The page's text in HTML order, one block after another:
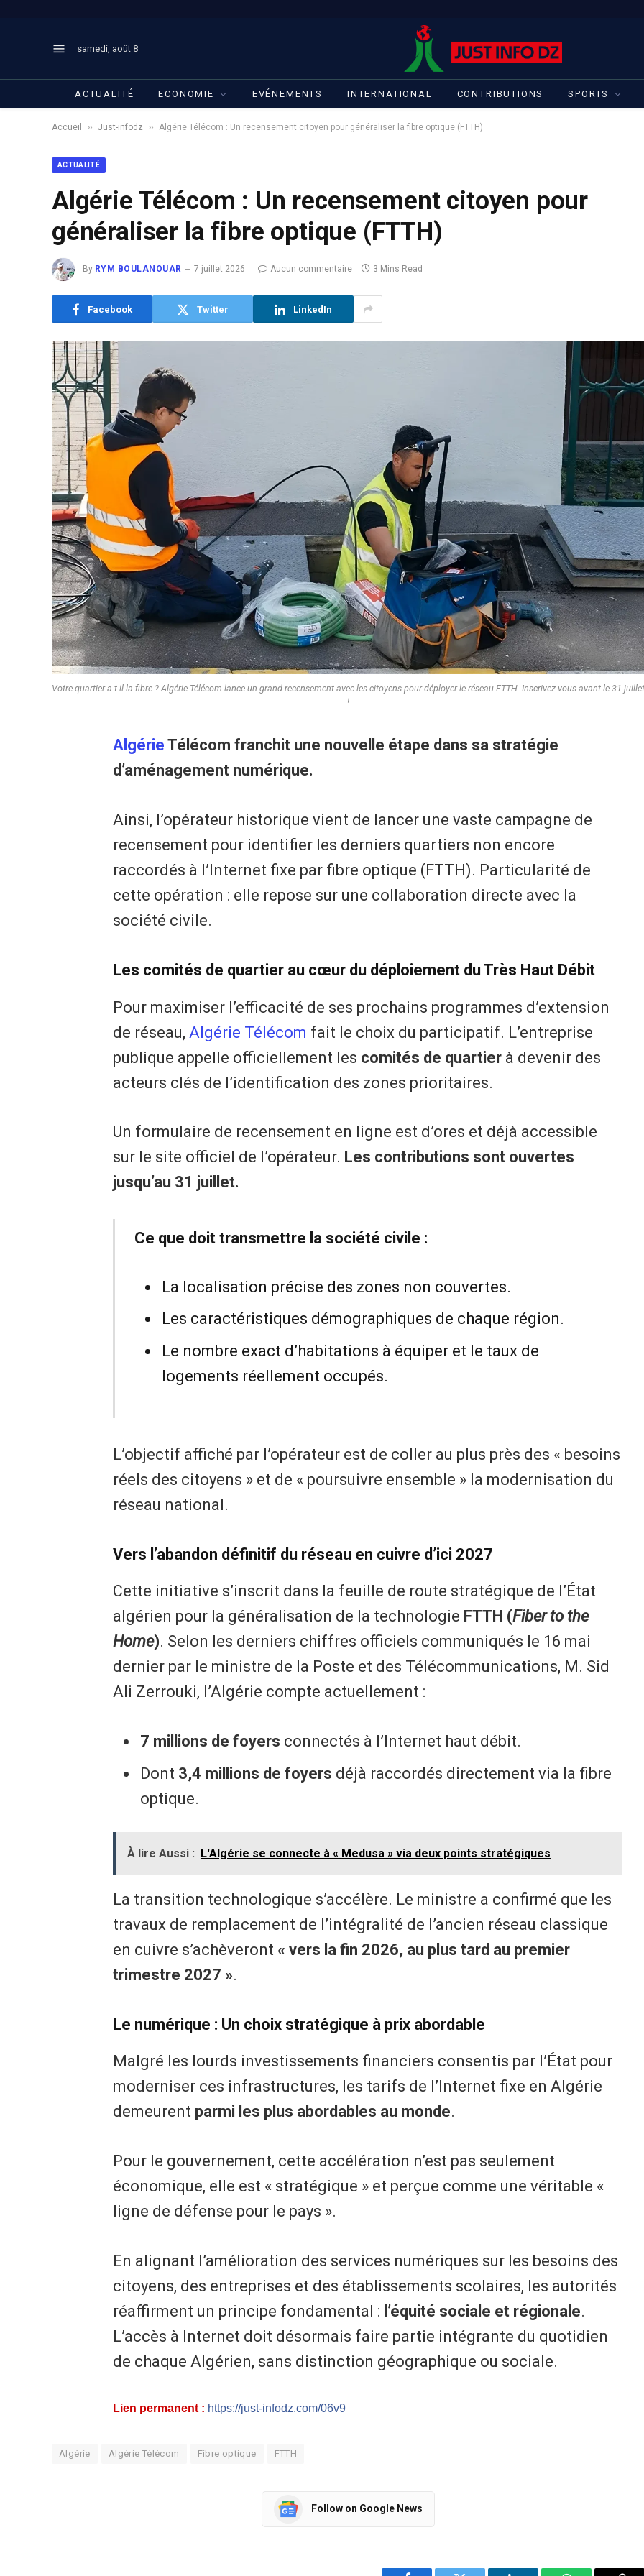
samedi, août 8
ACTUALITÉ ECONOMIE EVÉNEMENTS INTERNATIONAL CONTRIBUTIONS SPORTS
Accueil » Just-infodz » Algérie Télécom : Un recensement citoyen pour généraliser la fibre optique (FTTH)
ACTUALITÉ
Algérie Télécom : Un recensement citoyen pour
généraliser la fibre optique (FTTH)
By RYM BOULANOUAR 7 juillet 2026 Aucun commentaire 3 Mins Read
Facebook Twitter LinkedIn
Votre quartier a-t-il la fibre ? Algérie Télécom lance un grand recensement avec les citoyens pour déployer le réseau FTTH. Inscrivez-vous avant le 31 juillet
!
Algérie Télécom franchit une nouvelle étape dans sa stratégie
d’aménagement numérique.
Ainsi, l’opérateur historique vient de lancer une vaste campagne de
recensement pour identifier les derniers quartiers non encore
raccordés à l’Internet fixe par fibre optique (FTTH). Particularité de
cette opération : elle repose sur une collaboration directe avec la
société civile.
​Les comités de quartier au cœur du déploiement du Très Haut Débit
​Pour maximiser l’efficacité de ses prochains programmes d’extension
de réseau, Algérie Télécom fait le choix du participatif. L’entreprise
publique appelle officiellement les comités de quartierà devenir des
acteurs clés de l’identification des zones prioritaires.
​Un formulaire de recensement en ligne est d’ores et déjà accessible
sur le site officiel de l’opérateur. Les contributions sont ouvertes
jusqu’au 31 juillet.
Ce que doit transmettre la société civile :
​La localisation précise des zones non couvertes.
​Les caractéristiques démographiques de chaque région.
​Le nombre exact d’habitations à équiper et le taux de
logements réellement occupés.
​L’objectif affiché par l’opérateur est de coller au plus près des « besoins
réels des citoyens » et de « poursuivre ensemble » la modernisation du
réseau national.
​Vers l’abandon définitif du réseau en cuivre d’ici 2027
​Cette initiative s’inscrit dans la feuille de route stratégique de l’État
algérien pour la généralisation de la technologie FTTH (Fiber to the
Home). Selon les derniers chiffres officiels communiqués le 16 mai
dernier par le ministre de la Poste et des Télécommunications, M. Sid
Ali Zerrouki, l’Algérie compte actuellement :
7 millions de foyers connectés à l’Internet haut débit.
​Dont 3,4 millions de foyers déjà raccordés directement via la fibre
optique.
À lire Aussi : L'Algérie se connecte à « Medusa » via deux points stratégiques
​La transition technologique s’accélère. Le ministre a confirmé que les
travaux de remplacement de l’intégralité de l’ancien réseau classique
en cuivre s’achèveront « vers la fin 2026, au plus tard au premier
trimestre 2027 ».
Le numérique : Un choix stratégique à prix abordable
​Malgré les lourds investissements financiers consentis par l’État pour
moderniser ces infrastructures, les tarifs de l’Internet fixe en Algérie
demeurent parmi les plus abordables au monde.
​Pour le gouvernement, cette accélération n’est pas seulement
économique, elle est « stratégique » et perçue comme une véritable «
ligne de défense pour le pays ».
​En alignant l’amélioration des services numériques sur les besoins des
citoyens, des entreprises et des établissements scolaires, les autorités
réaffirment un principe fondamental : l’équité sociale et régionale.
L’accès à Internet doit désormais faire partie intégrante du quotidien
de chaque Algérien, sans distinction géographique ou sociale.
Lien permanent : https://just-infodz.com/06v9
Algérie Algérie Télécom Fibre optique FTTH
Follow on Google News